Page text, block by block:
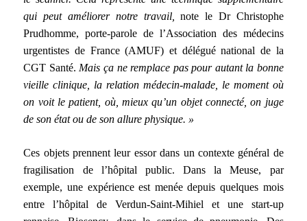
qui peut améliorer notre travail,note le Dr Christophe
Prudhomme, porte-parole de l’Association des médecins
urgentistes de France (AMUF) et délégué national de la
CGT Santé. Mais ça ne remplace pas pour autant la bonne
vieille clinique, la relation médecin-malade, le moment où
on voit le patient, où, mieux qu’un objet connecté, on juge
de son état ou de son allure physique. »
Ces objets prennent leur essor dans un contexte général de
fragilisation de l’hôpital public. Dans la Meuse, par
exemple, une expérience est menée depuis quelques mois
entre l’hôpital de Verdun-Saint-Mihiel et une start-up